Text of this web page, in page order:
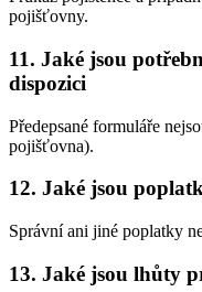
pojišťovny.
11. Jaké jsou
dispozici
Předepsané formuláře
pojišťovna).
12. Jaké jsou
Správní ani jiné poplatky
13. Jaké jsou lhůty